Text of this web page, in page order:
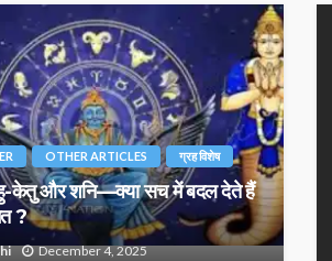
OTHER ARTICLES ग्रह विशेष
केतु और शनि—क्या सच में बदल देते हैं
?
December 4, 2025